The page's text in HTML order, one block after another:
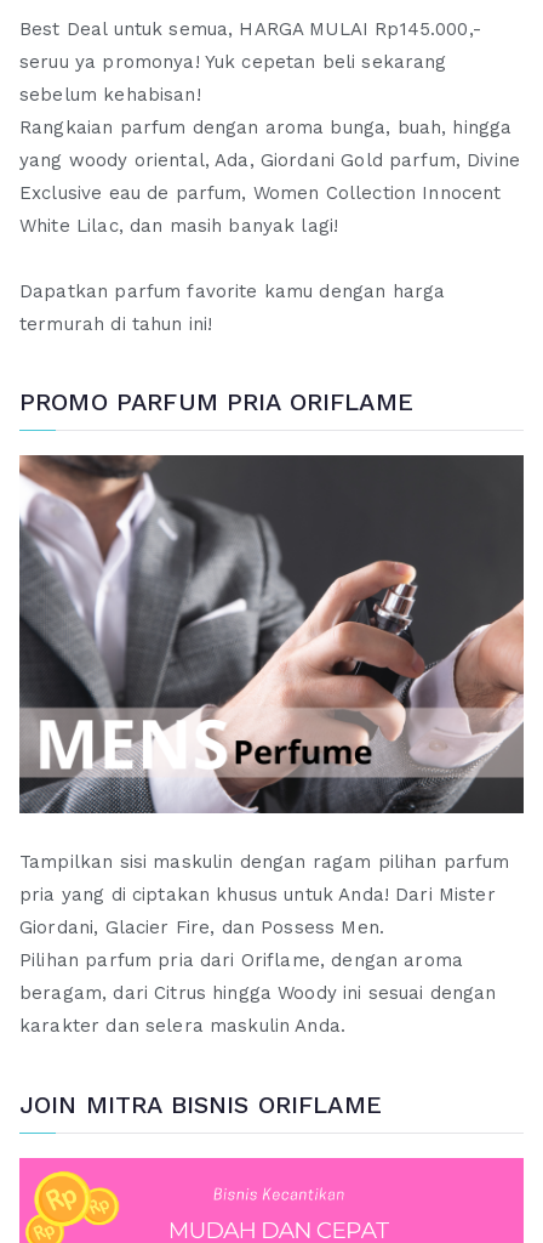
Best Deal untuk semua, HARGA MULAI Rp145.000,-
seruu ya promonya! Yuk cepetan beli sekarang
sebelum kehabisan!
Rangkaian parfum dengan aroma bunga, buah, hingga
yang woody oriental, Ada, Giordani Gold parfum, Divine
Exclusive eau de parfum, Women Collection Innocent
White Lilac, dan masih banyak lagi!
Dapatkan parfum favorite kamu dengan harga
termurah di tahun ini!
PROMO PARFUM PRIA ORIFLAME
Tampilkan sisi maskulin dengan ragam pilihan parfum
pria yang di ciptakan khusus untuk Anda! Dari Mister
Giordani, Glacier Fire, dan Possess Men.
Pilihan parfum pria dari Oriflame, dengan aroma
beragam, dari Citrus hingga Woody ini sesuai dengan
karakter dan selera maskulin Anda.
JOIN MITRA BISNIS ORIFLAME